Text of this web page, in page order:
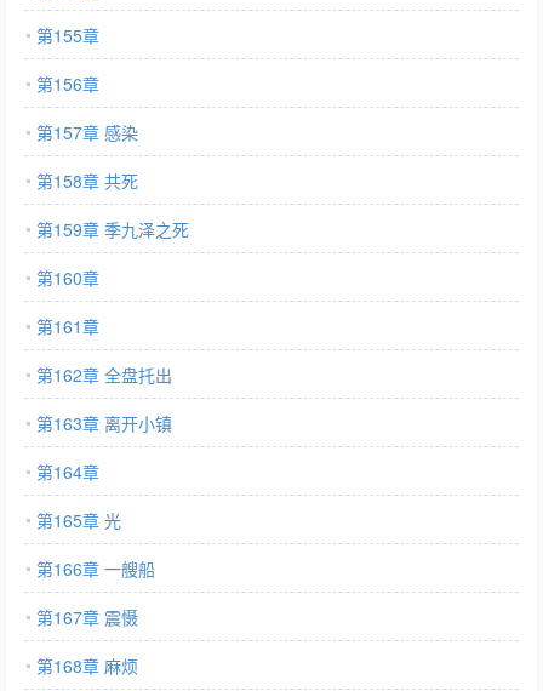
第155章
第156章
第157章 感染
第158章 共死
第159章 季九泽之死
第160章
第161章
第162章 全盘托出
第163章 离开小镇
第164章
第165章 光
第166章 一艘船
第167章 震慑
第168章 麻烦